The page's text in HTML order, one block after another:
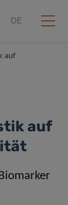
DE
auf
auf